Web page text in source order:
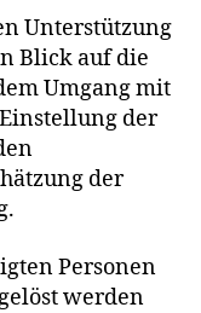
Unterstützung
Blick auf die
Umgang mit
der
der
Personen
werden